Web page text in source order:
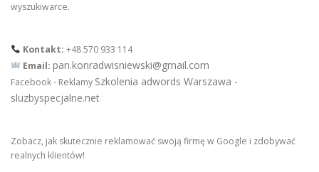
wyszukiwarce.
Kontakt: +48 570 933 114
Email: pan.konradwisniewski@gmail.com
Facebook - Reklamy Szkolenia adwords Warszawa -
sluzbyspecjalne.net
Zobacz, jak skutecznie reklamować swoją firmę w Google i zdobywać
realnych klientów!